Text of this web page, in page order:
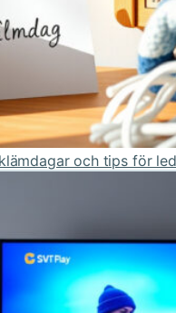
och tips för